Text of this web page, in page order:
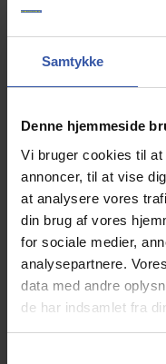
Samtykke
Denne hjemmeside
Vi bruger cookies til
annoncer, til at vise
at analysere vores
din brug af vores
for sociale medier,
analysepartnere.
data med andre
de har indsamlet fra
30 DAGES SOV
LAGERSTATUS:
Når du køber en
du en madras med
andre madrasser i
For yderligere at